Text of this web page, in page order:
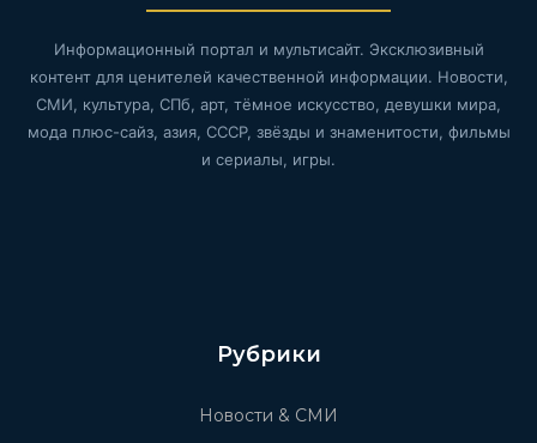
Информационный портал и мультисайт. Эксклюзивный
контент для ценителей качественной информации. Новости,
СМИ, культура, СПб, арт, тёмное искусство, девушки мира,
мода плюс-сайз, азия, СССР, звёзды и знаменитости, фильмы
и сериалы, игры.
Рубрики
Новости & СМИ